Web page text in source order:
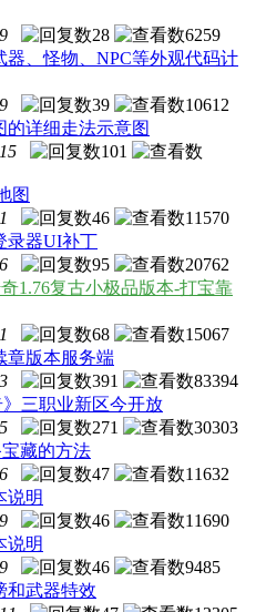
28
6259
、怪物、NPC等外观代码计
39
10612
的详细走法示意图
101
图
46
11570
录器UI补丁
95
20762
1.76复古小极品版本-打宝靠
68
15067
章版本服务端
391
83394
三职业新区今开放
271
30303
藏的方法
47
11632
说明
46
11690
说明
46
9485
和武器特效